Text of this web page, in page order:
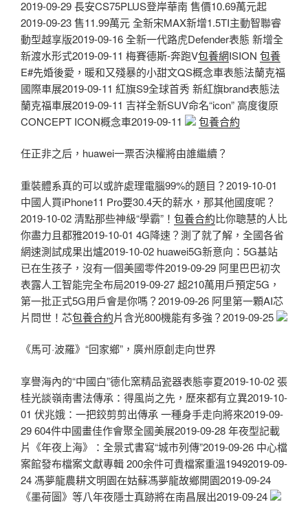
2019-09-29 長安CS75PLUS登岸華南 售價10.69萬元起
2019-09-23 售11.99萬元 全新宋MAX新增1.5TI主動智聯睿
動型越享版2019-09-16 全新一代路虎Defender表態 新增全
新渡水形式2019-09-11 梅賽德斯-奔跑V包養網ISION 包養
E#先婚後愛，暖和又殘暴的小甜文QS概念車表態法蘭克福
國際車展2019-09-11 紅旗S9全球首秀 新紅旗brand表態法
蘭克福車展2019-09-11 吉祥全新SUV命名“icon” 高度復原
CONCEPT ICON概念車2019-09-11
包養合約
任正非之后，huawei一票否決權將由誰繼續？
重裝體系真的可以或許處理電腦99%的題目？2019-10-01
中國人買iPhone11 Pro要30.4天的薪水，那其他國度呢？
2019-10-02 清點那些神級“學霸”！ 包養合約比你聰慧的人比
你盡力且都雅2019-10-01 4G降速？測了就了解，全國各省
網速測試成果出爐2019-10-02 huawei5G新意向：5G基站
已在生孩子，沒有一個美國零件2019-09-29 阿里巴巴初次
表露人工智能完全布局2019-09-27 超210萬用戶預定5G，
第一批正式5G用戶會是你嗎？2019-09-26 阿里第一顆AI芯
片問世！芯包養合約片含光800機能有多強？2019-09-25
《馬可·波羅》“回家鄉”，廣州原創走向世界
享譽海內的“中國白”德化窯精品瓷器表態寧夏2019-10-02 張
桂光談嶺南書法傳承：得風尚之先，歷來都有立異2019-10-
01 伏兆娥：一把鉸剪剪出傳承 一種身手走向將來2019-09-
29 604件中國畫佳作會聚全國美展2019-09-28 年夜型記載
片《年夜上海》：全景式書寫“城市列傳”2019-09-26 中心檔
案館發布檔案文獻專輯 200余件可貴檔案重溫19492019-09-
24 馮夢龍農耕文明園在姑蘇馮夢龍故鄉開園2019-09-24
《墨荷圖》等八年夜隱士真跡將在南昌展出2019-09-24